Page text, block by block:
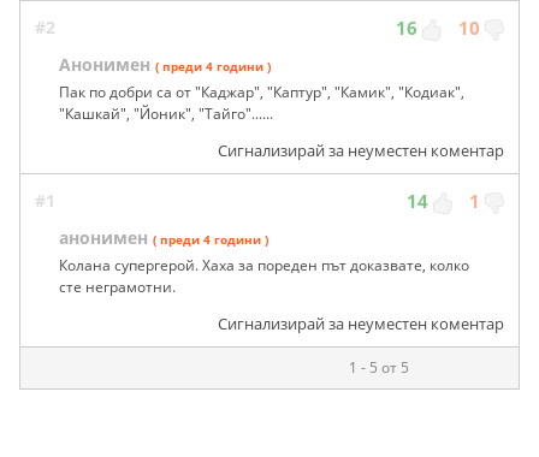
#2 16 10
Анонимен ( преди 4 години )
Пак по добри са от "Каджар", "Каптур", "Камик", "Кодиак",
"Кашкай", "Йоник", "Тайго"......
Сигнализирай за неуместен коментар
#1 14 1
анонимен ( преди 4 години )
Колана супергерой. Хаха за пореден път доказвате, колко
сте неграмотни.
Сигнализирай за неуместен коментар
1 - 5 от 5